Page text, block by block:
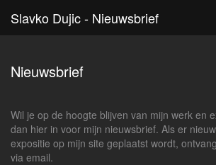
Slavko Dujic - Nieuwsbrief
Nieuwsbrief
Wil je op de hoogte blijven van mijn werk en
dan hier in voor mijn nieuwsbrief. Als er
expositie op mijn site geplaatst wordt,
via email.